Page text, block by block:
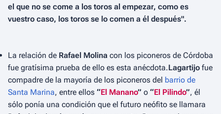
el que no se come a los toros al empezar, como es
vuestro caso, los toros se lo comen a él después".
La relación de Rafael Molina con los piconeros de Córdoba
fue gratísima prueba de ello es esta anécdota.Lagartijo fue
compadre de la mayoría de los piconeros del barrio de
Santa Marina, entre ellos “El Manano” o “El Pilindo”, él
sólo ponía una condición que el futuro neófito se llamara